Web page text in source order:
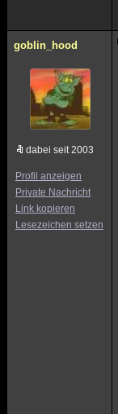
goblin_hood
dabei seit 2003
Profil anzeigen
Private Nachricht
Link kopieren
Lesezeichen setzen